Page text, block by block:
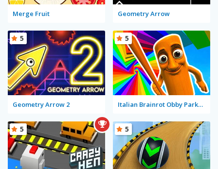
Merge Fruit Geometry Arrow
Geometry Arrow 2
5
Italian Brainrot Obby Parkour
5
5 5